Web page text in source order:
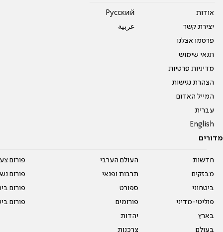
אודות
יצירת קשר
פרסמו אצלנו
תנאי שימוש
מדיניות פרטיות
הצהרת נגישות
המייל האדום
עברית
English
Pусский
عربية
מדורים
חדשות
מבזקים
ביטחוני
פוליטי-מדיני
בארץ
בעולם
העולם הערבי
תרבות ופנאי
ספורט
פורומים
יהדות
צרכנות
פורום
פורום
פורום
פורום